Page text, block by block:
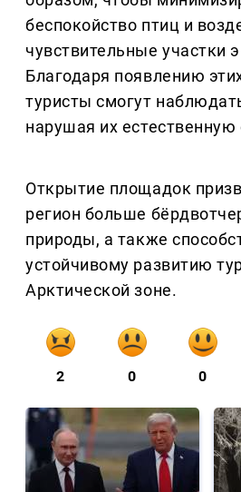
беспокойство птиц и
чувствительные участки
Благодаря появлению
туристы смогут
нарушая их естественную
Открытие площадок
регион больше
природы, а также
устойчивому развитию
Арктической зоне.
2 0 0